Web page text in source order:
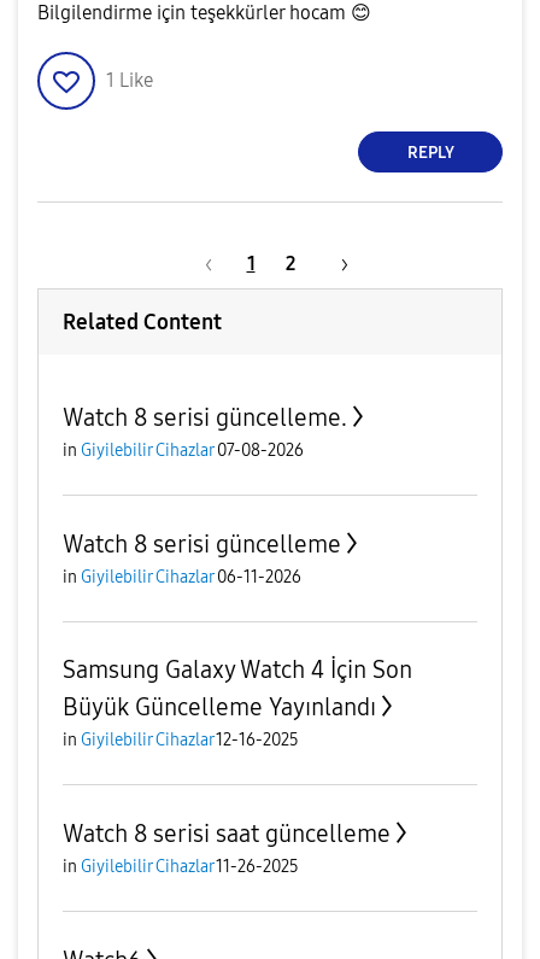
Bilgilendirme için teşekkürler hocam 😊
1 Like
REPLY
1 2
Related Content
Watch 8 serisi güncelleme.
in Giyilebilir Cihazlar 07-08-2026
Watch 8 serisi güncelleme
in Giyilebilir Cihazlar 06-11-2026
Samsung Galaxy Watch 4 İçin Son
Büyük Güncelleme Yayınlandı
in Giyilebilir Cihazlar12-16-2025
Watch 8 serisi saat güncelleme
in Giyilebilir Cihazlar11-26-2025